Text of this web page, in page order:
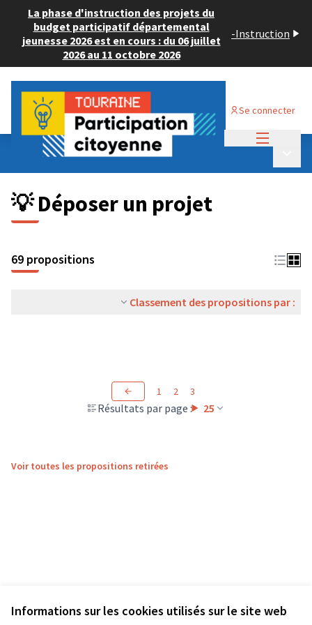
Informations sur les cookies utilisés sur le site web
La phase d'instruction des projets du
budget participatif départemental
jeunesse 2026 est en cours : du 06 juillet
2026 au 11 octobre 2026
-Instruction
Se connecter
Budget Participatif ADULTE 2024
💡 Déposer un projet
💡 Déposer un projet
69 propositions
Classement des propositions par :
Résultats par page : 25
1 2 3
Voir toutes les propositions retirées